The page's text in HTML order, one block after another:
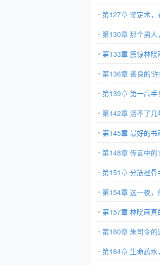
第127章 鉴定术，
第130章 那个男人
第133章 震惊林晓
第136章 善良的‘许
第139章 第一高手！
第142章 活不了
第145章 最好的书
第148章 传言中的
第151章 分筋挫骨
第154章 这一夜
第157章 林晓画真
第160章 朱司令的
第164章 生命药水